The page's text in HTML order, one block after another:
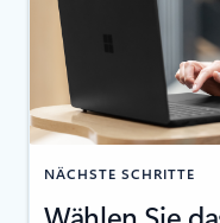
NÄCHSTE SCHRITTE